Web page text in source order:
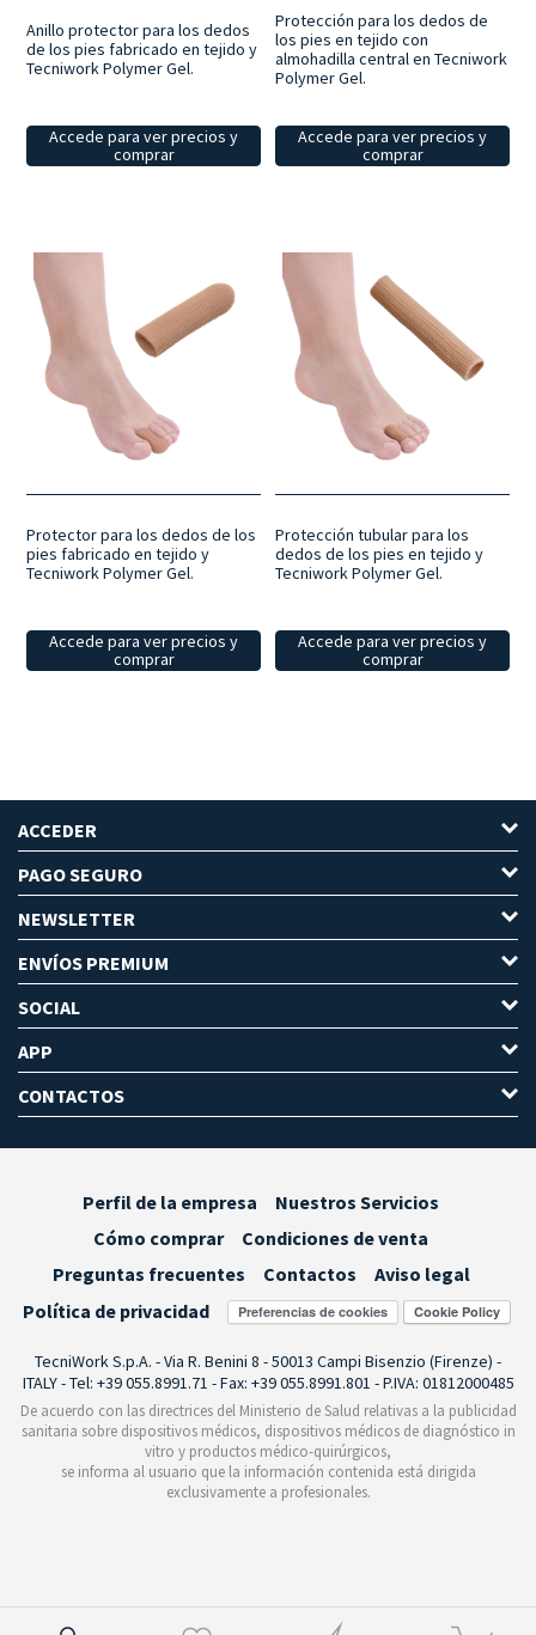
Anillo protector para los dedos
de los pies fabricado en tejido y
Tecniwork Polymer Gel.
Accede para ver precios y
comprar
Protección para los dedos de
los pies en tejido con
almohadilla central en Tecniwork
Polymer Gel.
Accede para ver precios y
comprar
Protector para los dedos de los
pies fabricado en tejido y
Tecniwork Polymer Gel.
Accede para ver precios y
comprar
Protección tubular para los
dedos de los pies en tejido y
Tecniwork Polymer Gel.
Accede para ver precios y
comprar
ACCEDER
PAGO SEGURO
NEWSLETTER
ENVÍOS PREMIUM
SOCIAL
APP
CONTACTOS
Perfil de la empresa
Nuestros Servicios
Cómo comprar
Condiciones de venta
Preguntas frecuentes
Contactos
Aviso legal
Política de privacidad
Preferencias de cookies
TecniWork S.p.A. - Via R. Benini 8 - 50013 Campi Bisenzio (Firenze) -
ITALY - Tel: +39 055.8991.71 - Fax: +39 055.8991.801 - P.IVA: 01812000485
De acuerdo con las directrices del Ministerio de Salud relativas a la publicidad
sanitaria sobre dispositivos médicos, dispositivos médicos de diagnóstico in
vitro y productos médico-quirúrgicos,
se informa al usuario que la información contenida está dirigida
exclusivamente a profesionales.